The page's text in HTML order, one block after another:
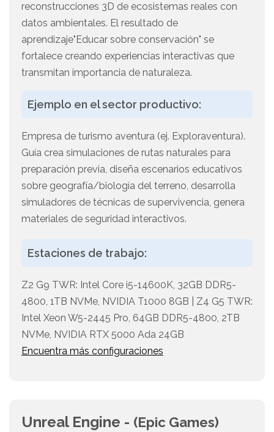
reconstrucciones 3D de ecosistemas reales con
datos ambientales. El resultado de
aprendizaje"Educar sobre conservación" se
fortalece creando experiencias interactivas que
transmitan importancia de naturaleza.
Ejemplo en el sector productivo:
Empresa de turismo aventura (ej. Exploraventura).
Guía crea simulaciones de rutas naturales para
preparación previa, diseña escenarios educativos
sobre geografía/biología del terreno, desarrolla
simuladores de técnicas de supervivencia, genera
materiales de seguridad interactivos.
Estaciones de trabajo:
Z2 G9 TWR: Intel Core i5-14600K, 32GB DDR5-
4800, 1TB NVMe, NVIDIA T1000 8GB | Z4 G5 TWR:
Intel Xeon W5-2445 Pro, 64GB DDR5-4800, 2TB
NVMe, NVIDIA RTX 5000 Ada 24GB
Encuentra más configuraciones
Unreal Engine - (Epic Games)